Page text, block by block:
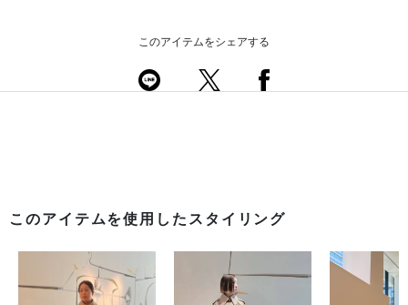
このアイテムをシェアする
このアイテムを使用したスタイリング